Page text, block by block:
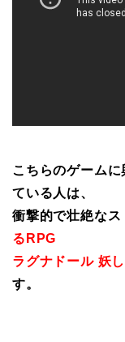
こちらのゲーム
ている人は、
衝撃的で壮絶な
るRPG
ラグナドール 妖
す。